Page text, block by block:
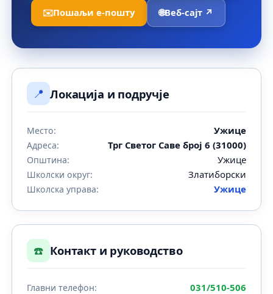
✉️Пошаљи е-пошту 🌐Веб-сајт ↗
📍 Локација и подручје
Место: Ужице
Адреса: Трг Светог Саве број 6 (31000)
Општина: Ужице
Школски округ: Златиборски
Школска управа: Ужице
☎️ Контакт и руководство
Главни телефон: 031/510-506